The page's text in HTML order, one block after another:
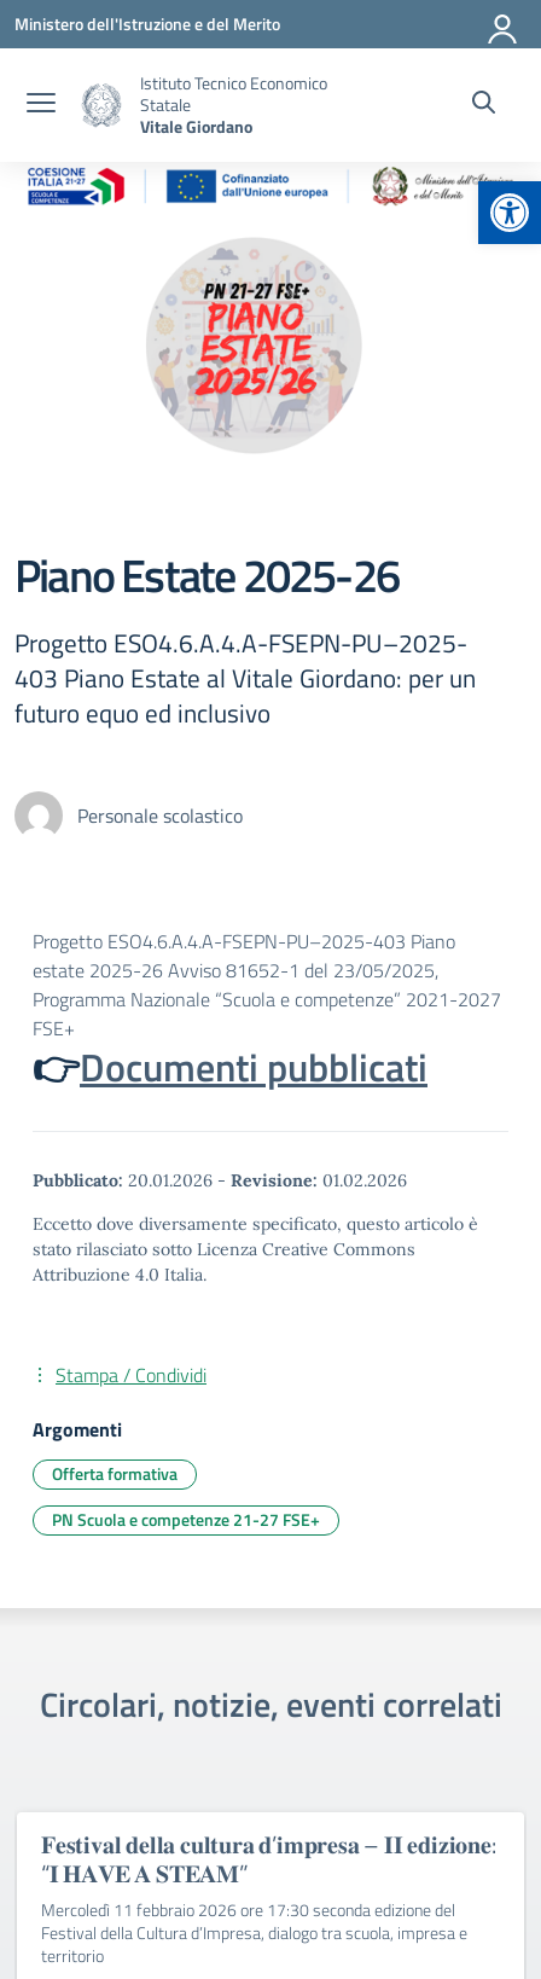
Vai ai contenuti
Vai al menu di navigazione
Vai al footer
Ministero dell'Istruzione e del Merito
Istituto Tecnico Economico
Statale
Vitale Giordano
Piano Estate 2025-26
Progetto ESO4.6.A.4.A-FSEPN-PU–2025-
403 Piano Estate al Vitale Giordano: per un
futuro equo ed inclusivo
Personale scolastico
Progetto ESO4.6.A.4.A-FSEPN-PU–2025-403 Piano
estate 2025-26 Avviso 81652-1 del 23/05/2025,
Programma Nazionale “Scuola e competenze” 2021-2027
FSE+
👉Documenti pubblicati
Pubblicato: 20.01.2026 - Revisione: 01.02.2026
Eccetto dove diversamente specificato, questo articolo è
stato rilasciato sotto Licenza Creative Commons
Attribuzione 4.0 Italia.
Stampa / Condividi
Argomenti
Offerta formativa
PN Scuola e competenze 21-27 FSE+
Circolari, notizie, eventi correlati
𝐅𝐞𝐬𝐭𝐢𝐯𝐚𝐥 𝐝𝐞𝐥𝐥𝐚 𝐜𝐮𝐥𝐭𝐮𝐫𝐚 𝐝’𝐢𝐦𝐩𝐫𝐞𝐬𝐚 – 𝐈𝐈 𝐞𝐝𝐢𝐳𝐢𝐨𝐧𝐞:
“𝐈 𝐇𝐀𝐕𝐄 𝐀 𝐒𝐓𝐄𝐀𝐌”
Mercoledì 11 febbraio 2026 ore 17:30 seconda edizione del
Festival della Cultura d’Impresa, dialogo tra scuola, impresa e
territorio